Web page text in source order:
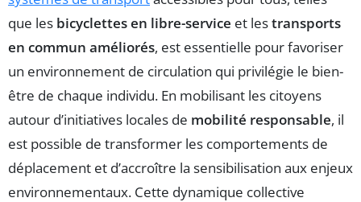
que les bicyclettes en libre-service et lestransports
en commun améliorés, est essentielle pour favoriser
un environnement de circulation qui privilégie le bien-
être de chaque individu. En mobilisant les citoyens
autour d’initiatives locales de mobilité responsable, il
est possible de transformer les comportements de
déplacement et d’accroître la sensibilisation aux enjeux
environnementaux. Cette dynamique collective